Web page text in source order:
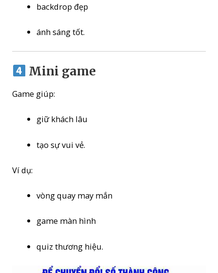
backdrop đẹp
ánh sáng tốt.
Mini game
Game giúp:
giữ khách lâu
tạo sự vui vẻ.
Ví dụ:
vòng quay may mắn
game màn hình
quiz thương hiệu.